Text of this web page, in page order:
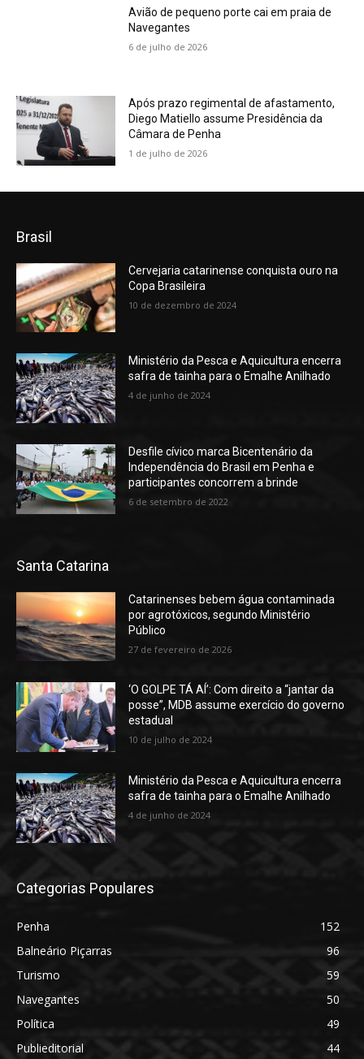
Avião de pequeno porte cai em praia de
Navegantes
6 de julho de 2026
Após prazo regimental de afastamento,
Diego Matiello assume Presidência da
Câmara de Penha
1 de julho de 2026
Brasil
Cervejaria catarinense conquista ouro na
Copa Brasileira
10 de dezembro de 2024
Ministério da Pesca e Aquicultura encerra
safra de tainha para o Emalhe Anilhado
4 de junho de 2024
Desfile cívico marca Bicentenário da
Independência do Brasil em Penha e
participantes concorrem a brinde
6 de setembro de 2022
Santa Catarina
Catarinenses bebem água contaminada
por agrotóxicos, segundo Ministério
Público
27 de fevereiro de 2026
‘O GOLPE TÁ AÍ’: Com direito a “jantar da
posse”, MDB assume exercício do governo
estadual
10 de julho de 2024
Ministério da Pesca e Aquicultura encerra
safra de tainha para o Emalhe Anilhado
4 de junho de 2024
Categorias Populares
Penha
152
Balneário Piçarras
96
Turismo
59
Navegantes
50
Política
49
Publieditorial
44